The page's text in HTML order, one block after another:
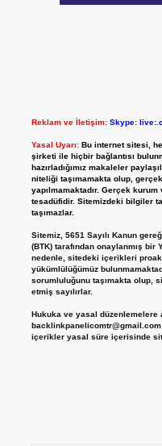
Reklam ve İletişim: Skype:
Yasal Uyarı: Bu internet sitesi,
şirketi ile hiçbir bağlantısı
hazırladığımız makaleler
niteliği taşımamakta olup,
yapılmamaktadır. Gerçek
tesadüfidir. Sitemizdeki bilgiler
taşımazlar.
Sitemiz, 5651 Sayılı Kanun
(BTK) tarafından onaylanmış bir
nedenle, sitedeki içerikleri
yükümlülüğümüz
sorumluluğunu taşımakta olup,
etmiş sayılırlar.
Hukuka ve yasal düzenlemelere
backlinkpanelicomtr@gmail.com
içerikler yasal süre içerisinde